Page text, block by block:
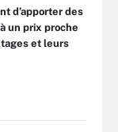
d’apporter des
un prix proche
et leurs